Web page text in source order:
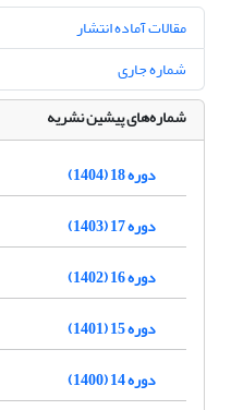
مقالات آماده انتشار
شماره جاری
شماره‌های پیشین نشریه
دوره 18 (1404)
دوره 17 (1403)
دوره 16 (1402)
دوره 15 (1401)
دوره 14 (1400)